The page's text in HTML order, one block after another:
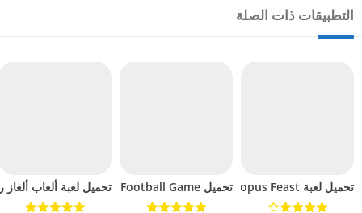
التطبيقات ذات الصلة
تحميل لعبة Octopus Feast مهكرة للاندرويد 2024 تحميل Soccer Hero PvP Football Game مهكرة للاندرويد 2024 تحميل لعبة ألعاب ألغاز